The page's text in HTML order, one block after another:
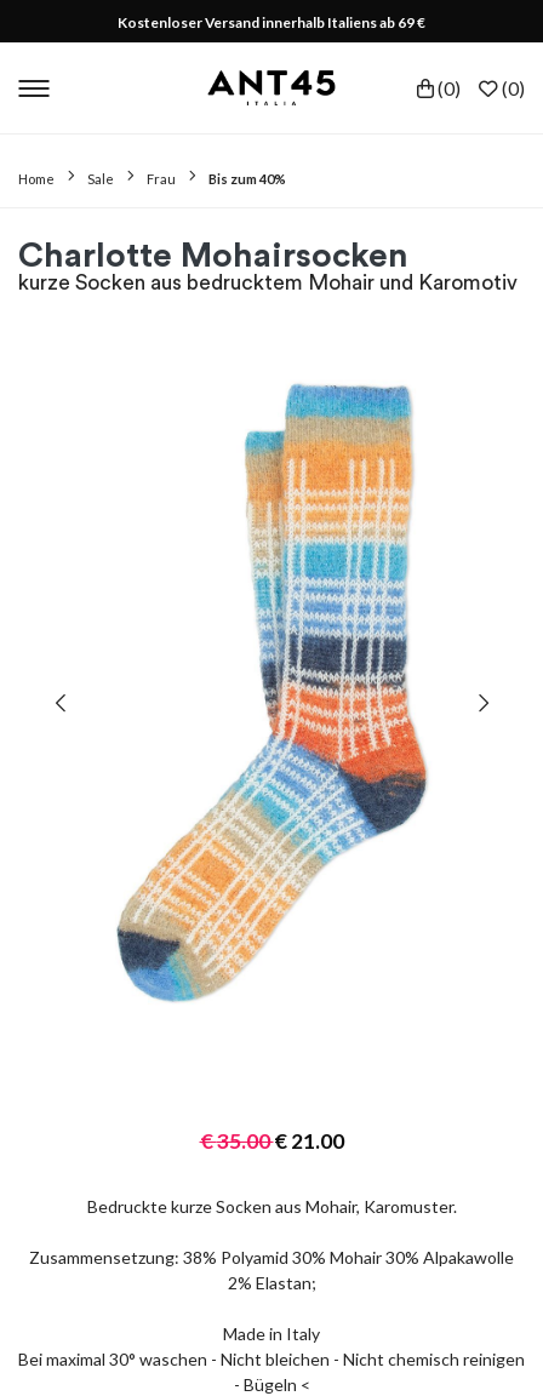
Kostenloser Versand innerhalb Italiens ab 69 €
(0) (0)
Home Sale Frau Bis zum 40%
Charlotte Mohairsocken
kurze Socken aus bedrucktem Mohair und Karomotiv
€35.00€21.00
Bedruckte kurze Socken aus Mohair, Karomuster.
Zusammensetzung: 38% Polyamid 30% Mohair 30% Alpakawolle
2% Elastan;
Made in Italy
Bei maximal 30° waschen - Nicht bleichen - Nicht chemisch reinigen
- Bügeln <